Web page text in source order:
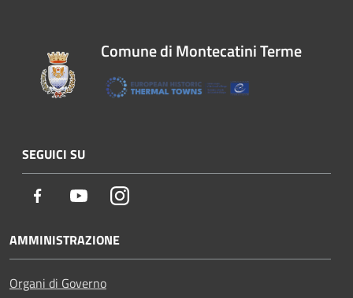
Comune di Montecatini Terme
SEGUICI SU
Facebook YoutubeInstagram
AMMINISTRAZIONE
Organi di Governo